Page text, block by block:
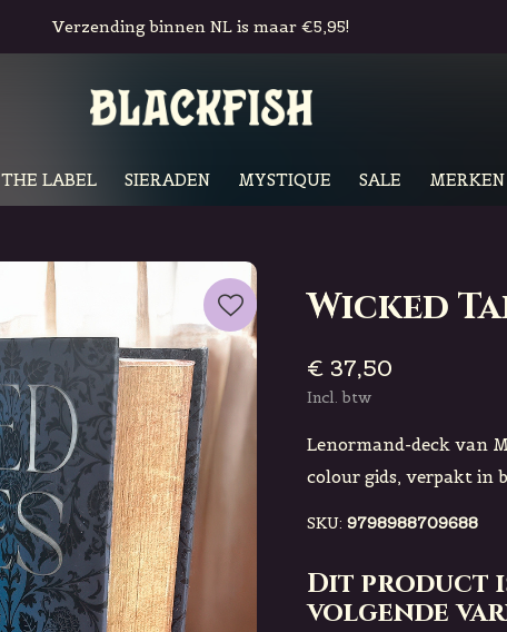
THE LABEL SIERADEN MYSTIQUE SALE MERKEN
Verzending binnen NL is maar €5,95!
Wicked
€ 37,50
Incl. btw
Lenormand-deck van
colour gids, verpakt in
SKU: 9798988709688
Dit product
volgende